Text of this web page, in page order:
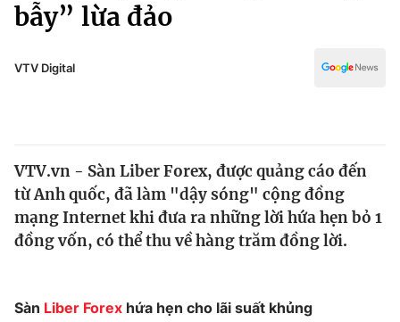
Xã hội
Pháp luật
Thế giới
Tin tức
Thế giới đó đây
Kinh tế
Thị trường
Văn hóa - Giải trí
bẫy” lừa đảo
VTV Digital
VTV.vn - Sàn Liber Forex, được quảng cáo đến
từ Anh quốc, đã làm "dậy sóng" cộng đồng
mạng Internet khi đưa ra những lời hứa hẹn bỏ 1
đồng vốn, có thể thu về hàng trăm đồng lời.
Sàn Liber Forex hứa hẹn cho lãi suất khủng